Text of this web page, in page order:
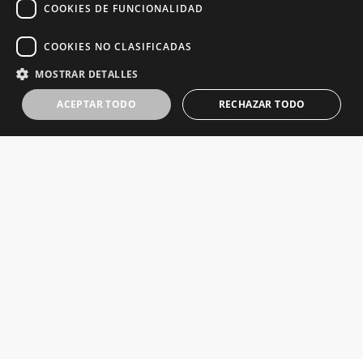
COOKIES DE FUNCIONALIDAD
COOKIES NO CLASIFICADAS
MOSTRAR DETALLES
ACEPTAR TODO RECHAZAR TODO